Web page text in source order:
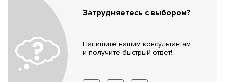
Затрудняетесь с выбором?
Напишите нашим консультантам
и получите быстрый ответ!